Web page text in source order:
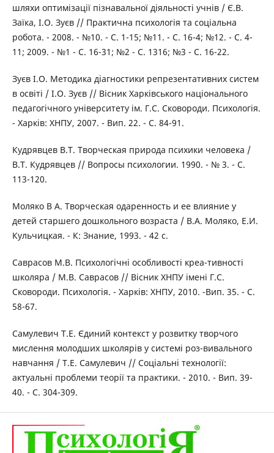
шляхи оптимізації пізнавальної діяльності учнів / Є.В.
Заїка, І.О. Зуєв // Практична психологія та соціальна
робота. - 2008. - №10. - С. 1-15; №11. - С. 16-4; №12. - С. 4-
11; 2009. - №1 - С. 16-31; №2 - С. 1316; №3 - С. 16-22.
Зуєв І.О. Методика діагностики репрезентативних систем
в освіті / І.О. Зуєв // Вісник Харківського національного
педагогічного університету ім. Г.С. Сковороди. Психологія.
- Харків: ХНПУ, 2007. - Вип. 22. - С. 84-91.
Кудрявцев В.Т. Творческая природа психики человека /
В.Т. Кудрявцев // Вопросы психологии. 1990. - № 3. - С.
113-120.
Моляко В А. Творческая одаренность и ее влияние у
детей старшего дошкольного возраста / В.А. Моляко, Е.И.
Кульчицкая. - К: Знание, 1993. - 42 с.
Саврасов М.В. Психологічні особливості креа-тивності
школяра / М.В. Саврасов // Вісник ХНПУ імені Г.С.
Сковороди. Психологія. - Харків: ХНПУ, 2010. -Вип. 35. - С.
58-67.
Самулевич Т.Е. Єдиний контекст у розвитку творчого
мислення молодших школярів у системі роз-вивального
навчання / Т.Е. Самулевич // Соціальні технології:
актуальні проблеми теорії та практики. - 2010. - Вип. 39-
40. - С. 304-309.